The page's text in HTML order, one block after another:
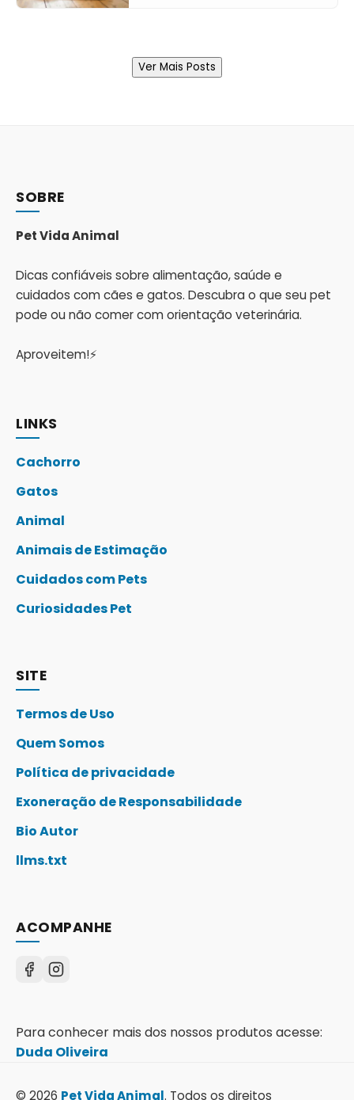
Ver Mais Posts
SOBRE
Pet Vida Animal
Dicas confiáveis sobre alimentação, saúde e
cuidados com cães e gatos. Descubra o que seu pet
pode ou não comer com orientação veterinária.
Aproveitem!⚡
LINKS
Cachorro
Gatos
Animal
Animais de Estimação
Cuidados com Pets
Curiosidades Pet
SITE
Termos de Uso
Quem Somos
Política de privacidade
Exoneração de Responsabilidade
Bio Autor
llms.txt
ACOMPANHE
Para conhecer mais dos nossos produtos acesse:
Duda Oliveira
© 2026 Pet Vida Animal. Todos os direitos